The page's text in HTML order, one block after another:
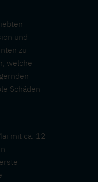
und
zu
welche
Schäden
mit ca. 12